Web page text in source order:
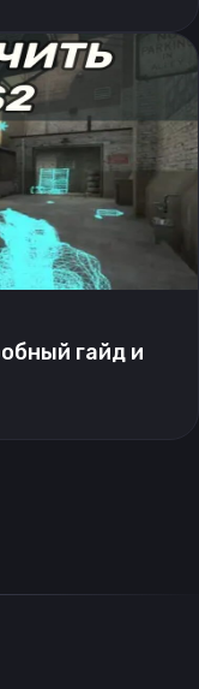
гайд и